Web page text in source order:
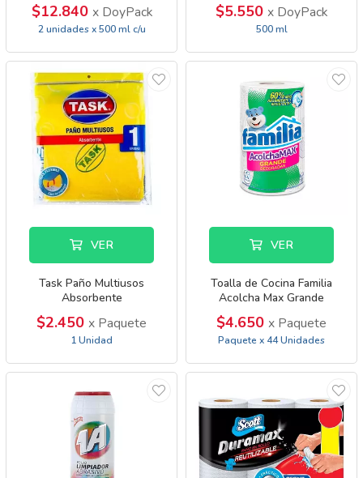
$12.840 x DoyPack
2 unidades x 500 ml c/u
$5.550 x DoyPack
500 ml
VER
Task Paño Multiusos
Absorbente
$2.450 x Paquete
1 Unidad
VER
Toalla de Cocina Familia
Acolcha Max Grande
$4.650 x Paquete
Paquete x 44 Unidades